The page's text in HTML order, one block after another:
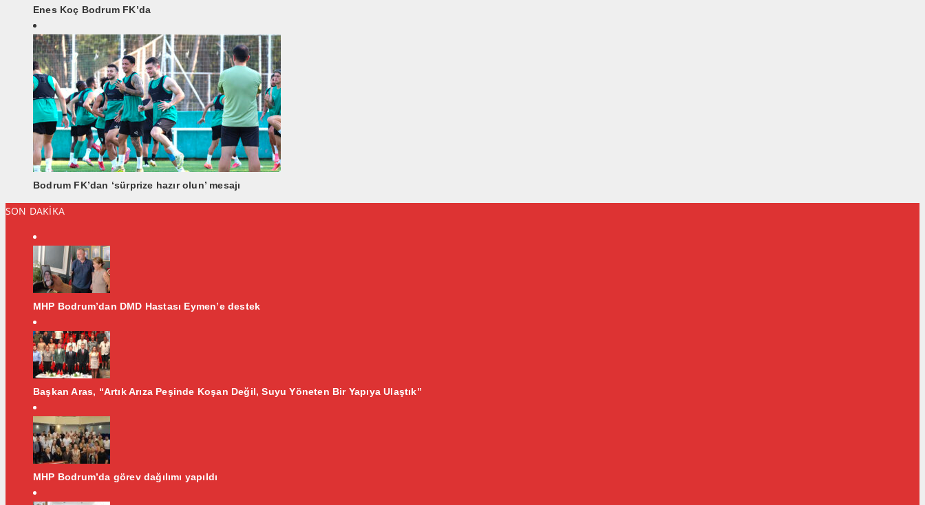
Enes Koç Bodrum FK’da
Bodrum FK’dan ‘sürprize hazır olun’ mesajı
SON DAKİKA
MHP Bodrum’dan DMD Hastası Eymen’e destek
Başkan Aras, “Artık Arıza Peşinde Koşan Değil, Suyu Yöneten Bir Yapıya Ulaştık”
MHP Bodrum’da görev dağılımı yapıldı